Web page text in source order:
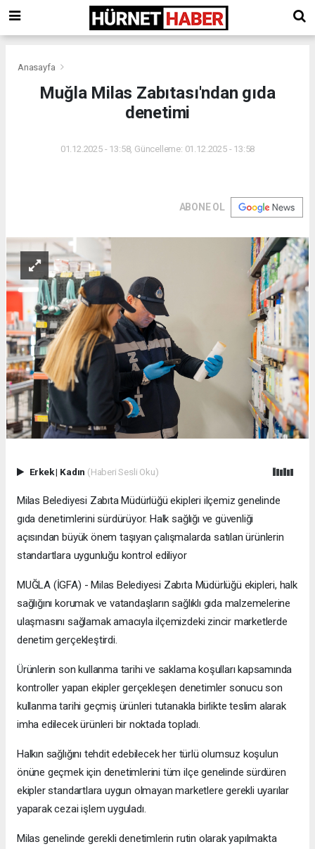
Anasayfa
Muğla Milas Zabıtası'ndan gıda
denetimi
01.12.2025 - 13:58, Güncelleme: 01.12.2025 - 13:58
ABONE OL
Erkek| Kadın (Haberi Sesli Oku)
Milas Belediyesi Zabıta Müdürlüğü ekipleri ilçemiz genelinde
gıda denetimlerini sürdürüyor. Halk sağlığı ve güvenliği
açısından büyük önem taşıyan çalışmalarda satılan ürünlerin
standartlara uygunluğu kontrol ediliyor
MUĞLA (İGFA) - Milas Belediyesi Zabıta Müdürlüğü ekipleri, halk
sağlığını korumak ve vatandaşların sağlıklı gıda malzemelerine
ulaşmasını sağlamak amacıyla ilçemizdeki zincir marketlerde
denetim gerçekleştirdi.
Ürünlerin son kullanma tarihi ve saklama koşulları kapsamında
kontroller yapan ekipler gerçekleşen denetimler sonucu son
kullanma tarihi geçmiş ürünleri tutanakla birlikte teslim alarak
imha edilecek ürünleri bir noktada topladı.
Halkın sağlığını tehdit edebilecek her türlü olumsuz koşulun
önüne geçmek için denetimlerini tüm ilçe genelinde sürdüren
ekipler standartlara uygun olmayan marketlere gerekli uyarılar
yaparak cezai işlem uyguladı.
Milas genelinde gerekli denetimlerin rutin olarak yapılmakta